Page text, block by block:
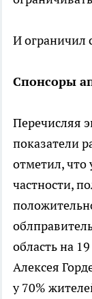
И ограничил
Спонсоры
Перечисляя
показатели
отметил, что
частности,
область на
Алексея
у 70%